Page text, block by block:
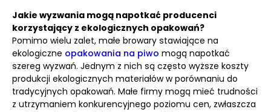
Jakie wyzwania mogą napotkać producenci
korzystający z ekologicznych opakowań?
Pomimo wielu zalet, małe browary stawiające na
ekologiczne opakowania na piwo mogą napotkać
szereg wyzwań. Jednym z nich są często wyższe koszty
produkcji ekologicznych materiałów w porównaniu do
tradycyjnych opakowań. Małe firmy mogą mieć trudności
z utrzymaniem konkurencyjnego poziomu cen, zwłaszcza